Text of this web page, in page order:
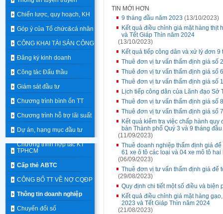
Chiến lược, quy hoạch, KH
Góp ý của Tổ chức&cá nhân
CÔNG KHAI TÀI SẢN CÔNG
Đăng ký kinh doanh
Công tác Đấu thầu
Giám sát đầu tư
Chương trình bình ổn TT
Chương trình hỗ trợ lãi suất
Dự án, hạng mục đầu tư
Chương trình hợp tác KT
TPHCM
Cấp thẻ ABTC
CÔNG BỐ TT VỀ NỢ CQĐP
Thông tin doanh nghiệp
Chuyển đổi số
TIN MỚI HƠN
9 tháng đầu năm 2023 (13/10/2023)
Kết quả điều chỉnh giá mặt hàng
và Tết Giáp Thìn năm 2024
(13/10/2023)
Kết quả tiếp công dân và xử lý đơn
Thuê đơn vị tư vấn thẩm định giá số
Thuê đơn vị tư vấn thẩm định giá số
Thuê đơn vị tư vấn thẩm định giá số
Lịch tiếp công dân của Lãnh đạo Sở
Thuê đơn vị tư vấn thẩm định giá số
Thuê đơn vị tư vấn thẩm định giá số
Kết quả kiểm tra việc chấp hành
bàn Thành phố Quý 3 và 9 tháng
(11/09/2023)
Thuê doanh nghiệp thẩm định giá
61 xe ô tô các loại và 04 xe mô tô
(06/09/2023)
Thuê đơn vị tư vấn thẩm định giá để
(29/08/2023)
Quy định chi tiết một số điều và biện
Kết quả điều chỉnh giá mặt hàng
2023 và Tết Giáp Thìn năm 2024
(21/08/2023)